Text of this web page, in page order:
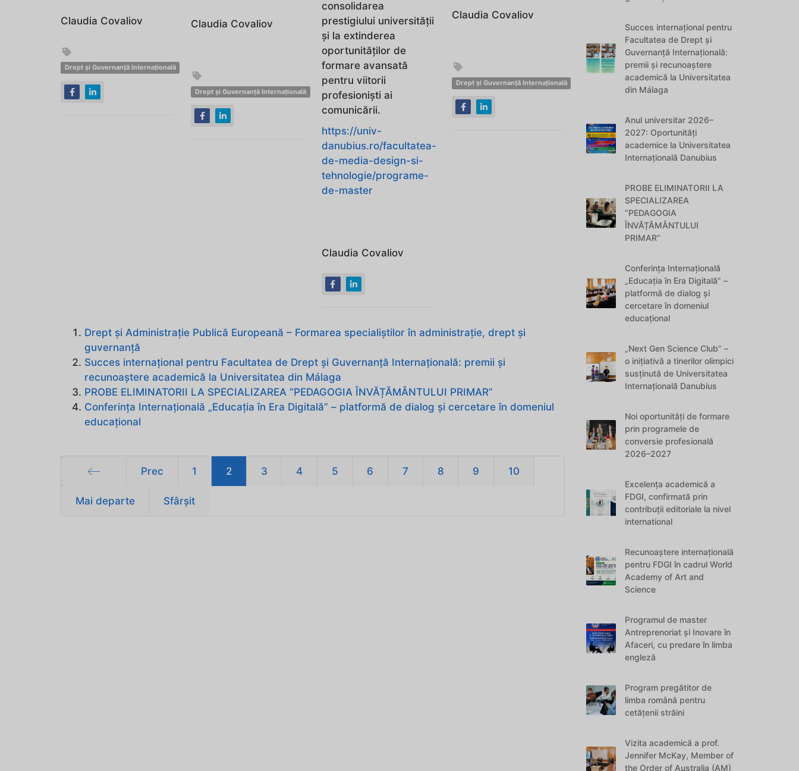
Claudia Covaliov
Drept și Guvernanță Internațională
Claudia Covaliov
Drept și Guvernanță Internațională
consolidarea
prestigiului universității
și la extinderea
oportunităților de
formare avansată
pentru viitorii
profesioniști ai
comunicării.
https://univ-
danubius.ro/facultatea-
de-media-design-si-
tehnologie/programe-
de-master
Claudia Covaliov
Claudia Covaliov
Drept și Guvernanță Internațională
Drept și Administrație Publică Europeană – Formarea specialiștilor în administrație, drept și
guvernanță
Succes internațional pentru Facultatea de Drept și Guvernanță Internațională: premii și
recunoaștere academică la Universitatea din Málaga
PROBE ELIMINATORII LA SPECIALIZAREA “PEDAGOGIA ÎNVĂȚĂMÂNTULUI PRIMAR”
Conferința Internațională „Educația în Era Digitală” – platformă de dialog și cercetare în domeniul
educațional
Start
Prec 1 2 3 4 5 6 7 8 9 10
Mai departe Sfârșit
Succes internațional pentru
Facultatea de Drept și
Guvernanță Internațională:
premii și recunoaștere
academică la Universitatea
din Málaga
Anul universitar 2026–
2027: Oportunități
academice la Universitatea
Internațională Danubius
PROBE ELIMINATORII LA
SPECIALIZAREA
“PEDAGOGIA
ÎNVĂȚĂMÂNTULUI
PRIMAR”
Conferința Internațională
„Educația în Era Digitală” –
platformă de dialog și
cercetare în domeniul
educațional
„Next Gen Science Club” –
o inițiativă a tinerilor olimpici
susținută de Universitatea
Internațională Danubius
Noi oportunități de formare
prin programele de
conversie profesională
2026–2027
Excelența academică a
FDGI, confirmată prin
contribuții editoriale la nivel
international
Recunoaștere internațională
pentru FDGI în cadrul World
Academy of Art and
Science
Programul de master
Antreprenoriat și Inovare în
Afaceri, cu predare în limba
engleză
Program pregătitor de
limba română pentru
cetățenii străini
Vizita academică a prof.
Jennifer McKay, Member of
the Order of Australia (AM)